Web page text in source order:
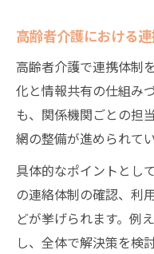
高齢者介護における
高齢者介護で連携体制
化と情報共有の仕組み
も、関係機関ごとの担
網の整備が進められてい
具体的なポイントとし
の連絡体制の確認、利
どが挙げられます。例
し、全体で解決策を検